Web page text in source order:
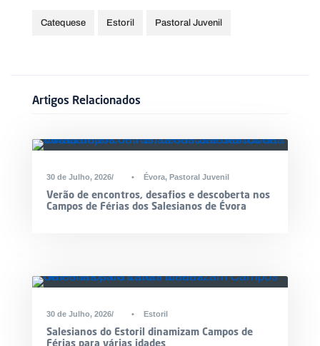
Catequese Estoril Pastoral Juvenil
Artigos Relacionados
30 de Julho, 2026 • Évora, Pastoral Juvenil
Verão de encontros, desafios e descoberta nos
Campos de Férias dos Salesianos de Évora
30 de Julho, 2026 • Estoril
Salesianos do Estoril dinamizam Campos de
Férias para várias idades